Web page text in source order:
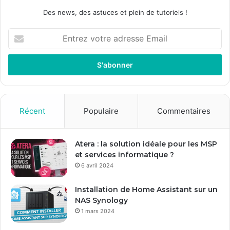
Des news, des astuces et plein de tutoriels !
t
e
z
r
e
a
d
s
e
Récent Populaire Commentaires
Atera : la solution idéale pour les MSP
et services informatique ?
6 avril 2024
Installation de Home Assistant sur un
NAS Synology
1 mars 2024